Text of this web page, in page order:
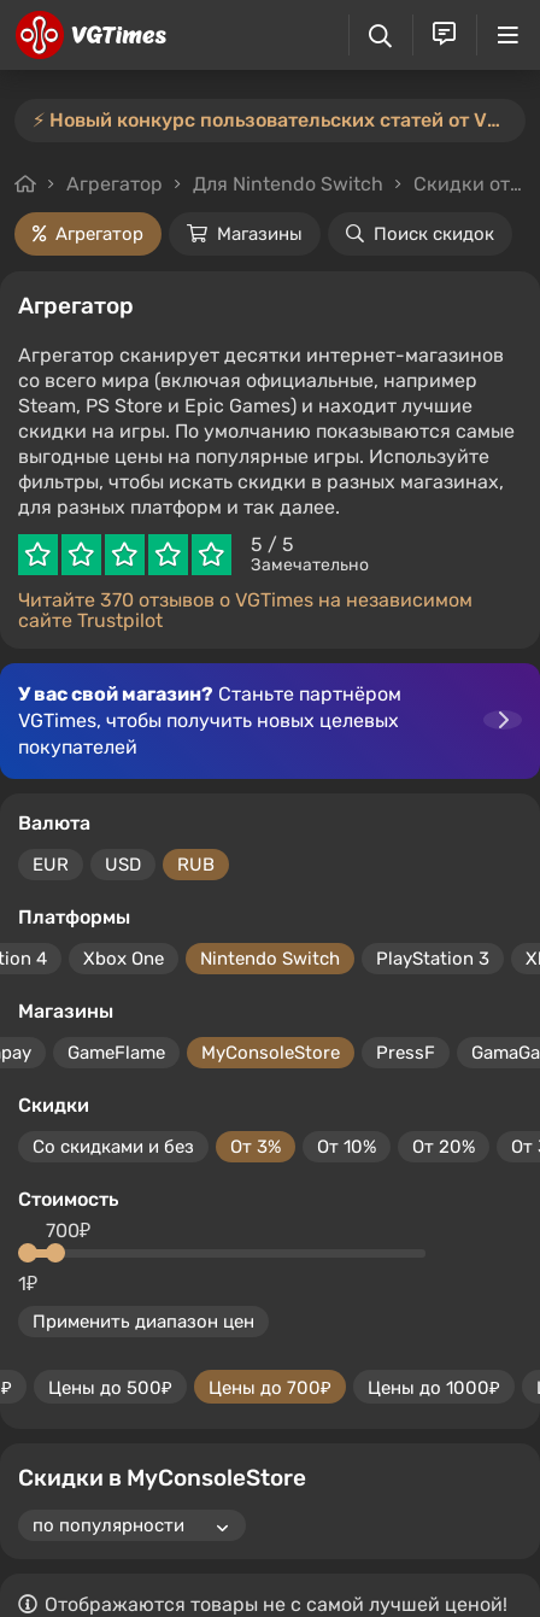
⚡️ Новый конкурс пользовательских статей от VGTimes — участвуйте тут ⚡️
Агрегатор Для Nintendo Switch Скидки от 3%
Агрегатор Магазины Поиск скидок
Агрегатор
Агрегатор сканирует десятки интернет-магазинов
со всего мира (включая официальные, например
Steam, PS Store и Epic Games) и находит лучшие
скидки на игры. По умолчанию показываются самые
выгодные цены на популярные игры. Используйте
фильтры, чтобы искать скидки в разных магазинах,
для разных платформ и так далее.
5 / 5
Замечательно
Читайте 370 отзывов о VGTimes на независимом
сайте Trustpilot
У вас свой магазин? Станьте партнёром
VGTimes, чтобы получить новых целевых
покупателей
Валюта
EUR USD RUB
Платформы
4 Xbox One Nintendo Switch PlayStation 3
Магазины
GameFlame MyConsoleStore PressF
Скидки
Со скидками и без От 3% От 10% От 20% От
Стоимость
1₽
700₽
Применить диапазон цен
Цены до 500₽ Цены до 700₽ Цены до 1000₽
Скидки в MyConsoleStore
Отображаются товары не с самой лучшей ценой!